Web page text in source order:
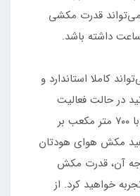
قدرت مکشی
کاملا استاندارد و
در حالت فعالیت
حداقلی هود، قدرت مکشی معادل با ۷۰۰ متر مکعب بر
مکش هوای هودتان
آن، قدرت مکش
تجربه خواهید کرد. از